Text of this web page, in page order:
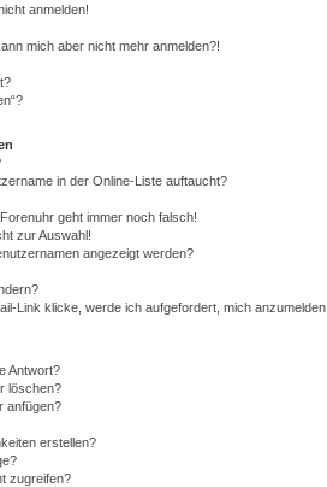
anmelden!
mich aber nicht mehr anmelden?!
in der Online-Liste auftaucht?
geht immer noch falsch!
zur Auswahl!
angezeigt werden?
Link klicke, werde ich aufgefordert, mich anzumelden.
Antwort?
löschen?
anfügen?
erstellen?
zugreifen?